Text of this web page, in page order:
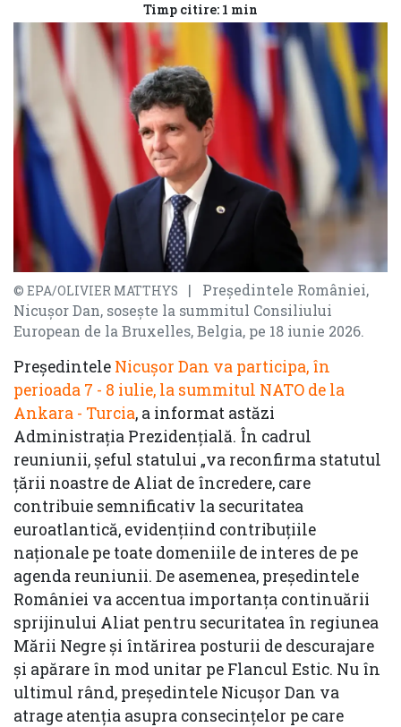
© EPA/OLIVIER MATTHYS
| Președintele României,
Nicușor Dan, sosește la summitul Consiliului
European de la Bruxelles, Belgia, pe 18 iunie 2026.
Președintele Nicușor Dan va participa, în
perioada 7 - 8 iulie, la summitul NATO de la
Ankara - Turcia, a informat astăzi
Administrația Prezidențială. În cadrul
reuniunii, șeful statului „va reconfirma statutul
țării noastre de Aliat de încredere, care
contribuie semnificativ la securitatea
euroatlantică, evidențiind contribuțiile
naționale pe toate domeniile de interes de pe
agenda reuniunii. De asemenea, președintele
României va accentua importanța continuării
sprijinului Aliat pentru securitatea în regiunea
Mării Negre și întărirea posturii de descurajare
și apărare în mod unitar pe Flancul Estic. Nu în
ultimul rând, președintele Nicușor Dan va
atrage atenția asupra consecințelor pe care
Timp citire: 1 min